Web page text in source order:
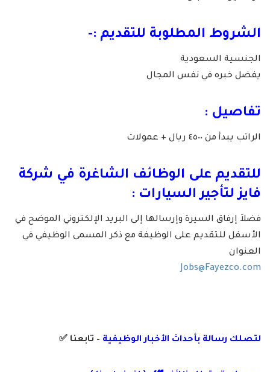
الشروط المطلوبة للتقديم :-
الجنسية السعودية
يفضل خبره في نفس المجال
تفاصيل :
الراتب يبدأ من ٤٥٠٠ ريال + عمولات
للتقديم على الوظائف الشاغرة في شركة
فايز لتأجير السيارات :
فضلاَ إرفاق السيرة وإرسالها إلى البريد الإلكتروني الموضح في
الأسفل للتقديم على الوظيفة مع ذكر المسمى الوظيفي في
العنوان
Jobs@Fayezco.com
لتصلك رسالة بأحداث الأخبار الوظيفية – تابعنا ✅